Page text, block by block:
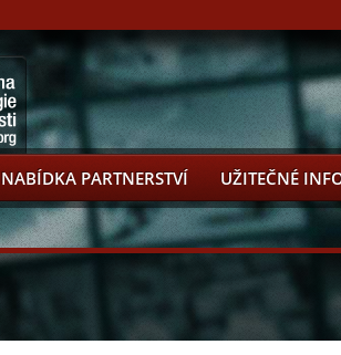
NABÍDKA PARTNERSTVÍ UŽITEČNÉ